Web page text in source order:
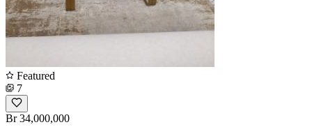
Featured
7
Br 34,000,000